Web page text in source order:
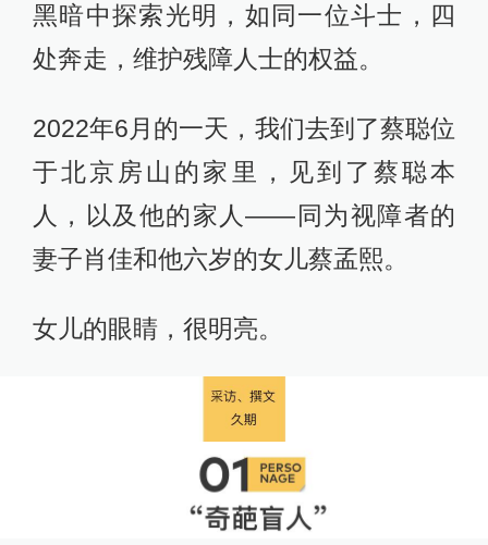
黑暗中探索光明，如同一位斗士，四
处奔走，维护残障人士的权益。
2022年6月的一天，我们去到了蔡聪位
于北京房山的家里，见到了蔡聪本
人，以及他的家人——同为视障者的
妻子肖佳和他六岁的女儿蔡孟熙。
女儿的眼睛，很明亮。